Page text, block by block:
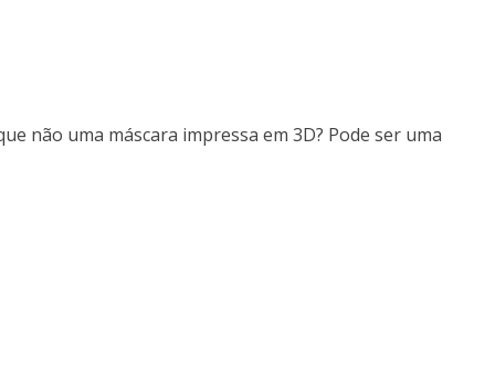
não uma máscara impressa em 3D? Pode ser uma